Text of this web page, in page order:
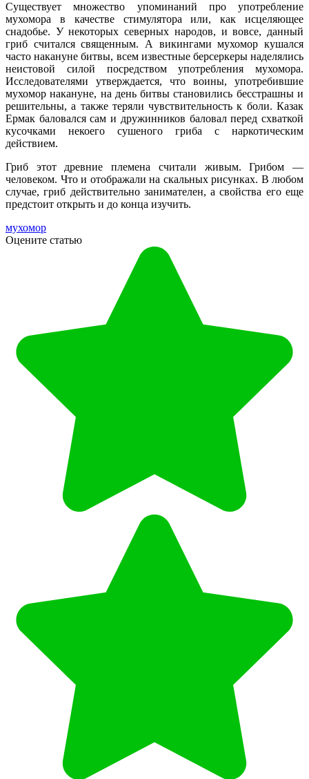
Существует множество упоминаний про употребление
мухомора в качестве стимулятора или, как исцеляющее
снадобье. У некоторых северных народов, и вовсе, данный
гриб считался священным. А викингами мухомор кушался
часто накануне битвы, всем известные берсеркеры наделялись
неистовой силой посредством употребления мухомора.
Исследователями утверждается, что воины, употребившие
мухомор накануне, на день битвы становились бесстрашны и
решительны, а также теряли чувствительность к боли. Казак
Ермак баловался сам и дружинников баловал перед схваткой
кусочками некоего сушеного гриба с наркотическим
действием.
Гриб этот древние племена считали живым. Грибом —
человеком. Что и отображали на скальных рисунках. В любом
случае, гриб действительно занимателен, а свойства его еще
предстоит открыть и до конца изучить.
мухомор
Оцените статью